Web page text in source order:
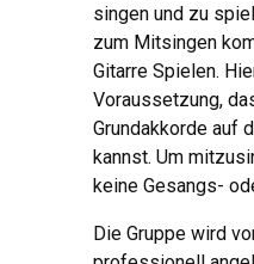
singen und zu
zum Mitsingen
Gitarre Spielen.
Voraussetzung,
Grundakkorde auf
kannst. Um
keine Gesangs-
Die Gruppe wird